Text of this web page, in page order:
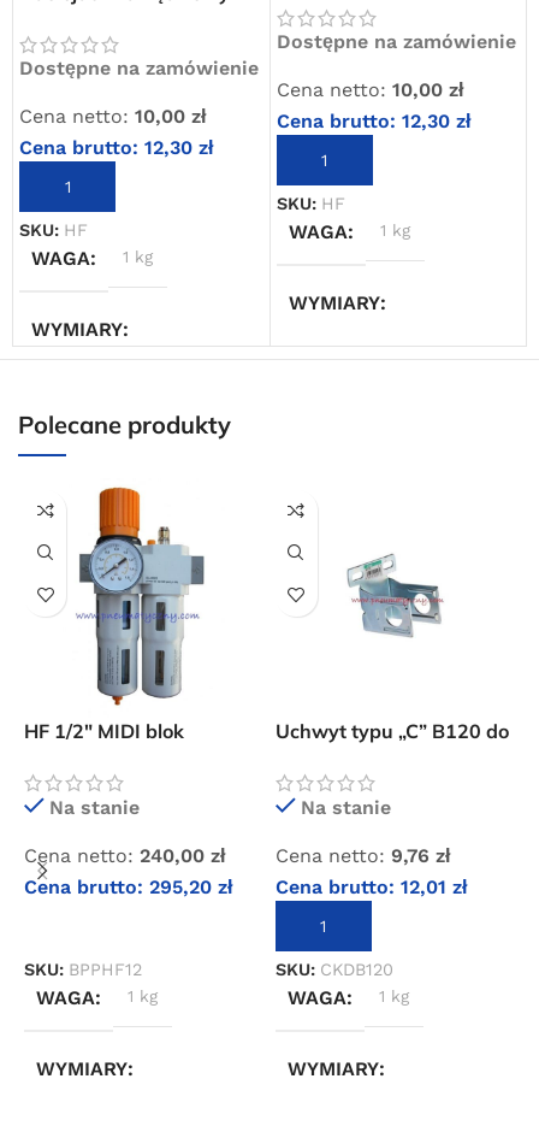
Dostępne na zamówienie
Cena netto: 10,00 zł
Cena brutto: 12,30 zł
DODAJ DO KOSZYKA
SKU: HF
WAGA 1 kg
WYMIARY
Dostępne na zamówienie
Cena netto: 10,00 zł
Cena brutto: 12,30 zł
DODAJ DO KOSZYKA
SKU: HF
WAGA 1 kg
WYMIARY
20 × 20 × 20 cm
Polecane produkty
HF 1/2″ MIDI blok
sprężonego powietrza
Na stanie
Cena netto: 240,00 zł
Cena brutto: 295,20 zł
SKU: BPPHF12
WAGA 1 kg
WYMIARY
Uchwyt typu „C” B120 do
Na stanie
Cena netto: 9,76 zł
Cena brutto: 12,01 zł
DODAJ DO KOSZYKA
SKU: CKDB120
WAGA 1 kg
WYMIARY
dla wszystkich zamówień złożonych w sklepie
internetowym o wartości minimum 80,00 zł brutto.
Przejdź do sklepu
Oferta ograniczona czasowo